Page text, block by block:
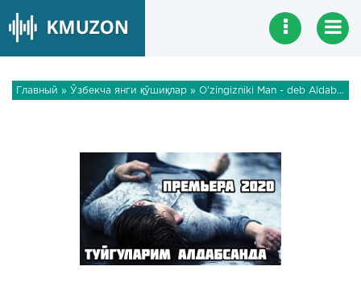
Главный » Ўзбекча янги қўшиқлар » O'zingizniki Man - deb Aldabsanda